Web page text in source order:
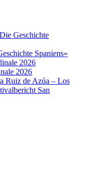
Geschichte
Spaniens»
2026
2026
Ruiz de Azúa – Los
San